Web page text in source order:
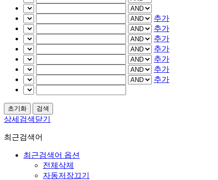
추가
추가
추가
추가
추가
추가
추가
상세검색닫기
최근검색어
최근검색어 옵션
전체삭제
자동저장끄기